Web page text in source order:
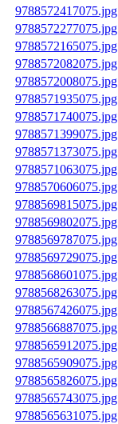
9788572417075.jpg
9788572277075.jpg
9788572165075.jpg
9788572082075.jpg
9788572008075.jpg
9788571935075.jpg
9788571740075.jpg
9788571399075.jpg
9788571373075.jpg
9788571063075.jpg
9788570606075.jpg
9788569815075.jpg
9788569802075.jpg
9788569787075.jpg
9788569729075.jpg
9788568601075.jpg
9788568263075.jpg
9788567426075.jpg
9788566887075.jpg
9788565912075.jpg
9788565909075.jpg
9788565826075.jpg
9788565743075.jpg
9788565631075.jpg